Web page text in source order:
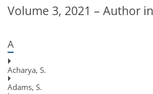
Volume 3, 2021 – Author
A
Acharya, S.
Adams, S.